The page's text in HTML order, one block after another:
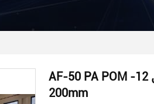
AF-50 PA POM خط إخراج العصا الصلبة ، قطر العصا من 12-
200mm